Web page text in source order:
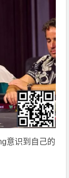
意识到自己的